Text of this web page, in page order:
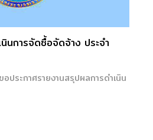
นการจัดซื้อจัดจ้าง ประจำ
ประกาศรายงานสรุปผลการดำเนิน